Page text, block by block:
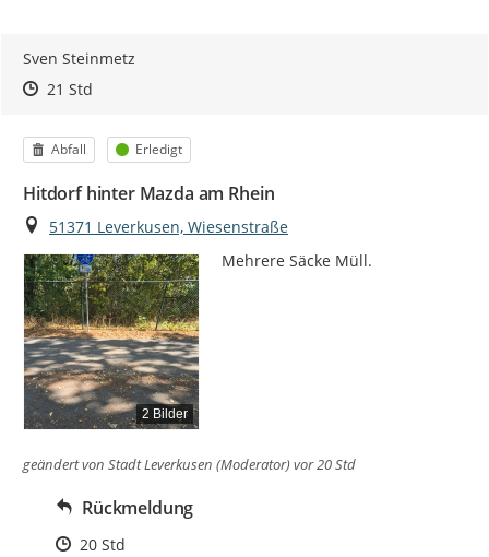
Sven Steinmetz
Zeitpunkt des Erstellens
Zeitpunkt des Erstellens
21 StdZur Äußerung
Kategorie
Abfall Status
Erledigt
Hitdorf hinter Mazda am Rhein
Ort
51371 Leverkusen, Wiesenstraße
2 Bilder
Mehrere Säcke Müll.
geändert von Stadt Leverkusen (Moderator)vor 20 Std
Rückmeldung
Zeitpunkt des Erstellens
20 Std